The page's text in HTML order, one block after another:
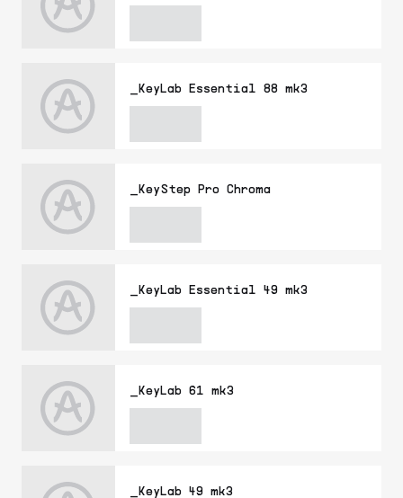
_KeyLab Essential 88 mk3
_KeyStep Pro Chroma
_KeyLab Essential 49 mk3
_KeyLab 61 mk3
_KeyLab 49 mk3